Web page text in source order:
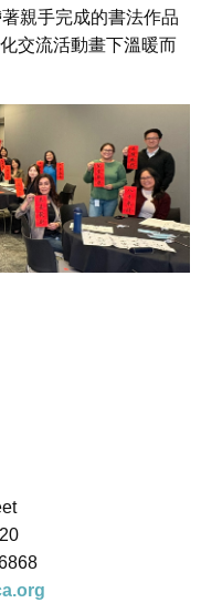
親手完成的書法作品
交流活動畫下溫暖而